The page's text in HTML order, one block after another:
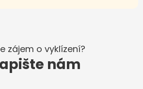
zájem o vyklízení?
nám